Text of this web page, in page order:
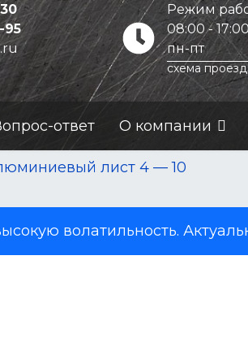
95
Режим
08:00 - 17:00
пн-пт
схема
ответ О компании
лист 4 — 10
волатильность.